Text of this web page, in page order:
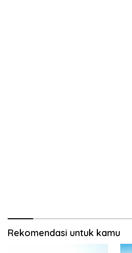
Rekomendasi untuk kamu